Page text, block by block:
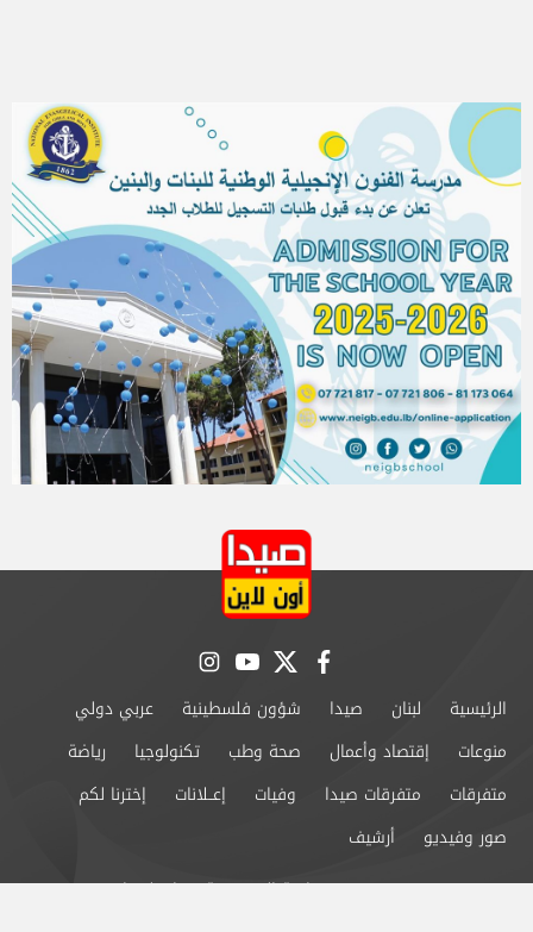
facebook
twitter
youtube
instagram
الرئيسية لبنان صيدا شؤون فلسطينية
عربي دولي
منوعات
إقتصاد وأعمال صحة وطب تكنولوجيا
رياضة
متفرقات
متفرقات صيدا وفيات إعــلانات
إخترنا لكم
صور وفيديو
أرشيف
من نحن
سياسة الخصوصية اتصل بنا